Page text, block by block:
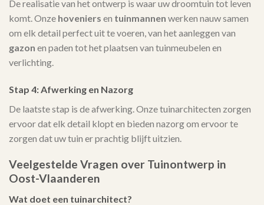
De realisatie van het ontwerp is waar uw droomtuin tot leven
komt. Onze hoveniers en tuinmannen werken nauw samen
om elk detail perfect uit te voeren, van het aanleggen van
gazon en paden tot het plaatsen van tuinmeubelen en
verlichting.
Stap 4: Afwerking en Nazorg
De laatste stap is de afwerking. Onze tuinarchitecten zorgen
ervoor dat elk detail klopt en bieden nazorg om ervoor te
zorgen dat uw tuin er prachtig blijft uitzien.
Veelgestelde Vragen over Tuinontwerp in
Oost-Vlaanderen
Wat doet een tuinarchitect?